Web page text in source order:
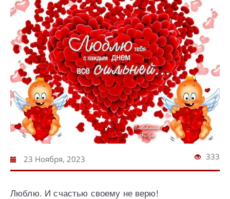
23 Ноября, 2023 333
Люблю. И счастью своему не верю!